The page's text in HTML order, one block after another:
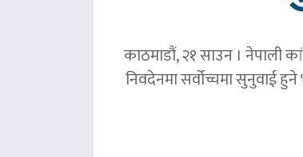
काठमाडौं, २१ साउन । नेपाली
निवदेनमा सर्वोच्चमा सुनुवाई